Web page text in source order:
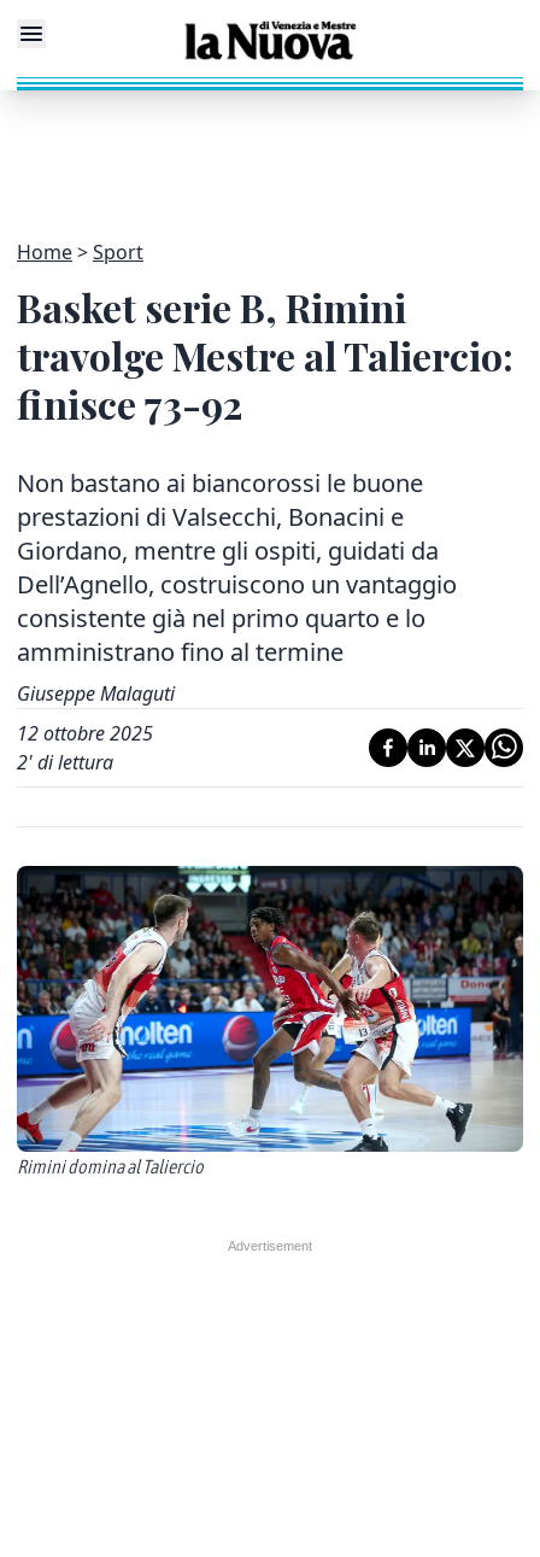
Home Sport
Basket serie B, Rimini
travolge Mestre al Taliercio:
finisce 73-92
Non bastano ai biancorossi le buone
prestazioni di Valsecchi, Bonacini e
Giordano, mentre gli ospiti, guidati da
Dell’Agnello, costruiscono un vantaggio
consistente già nel primo quarto e lo
amministrano fino al termine
Giuseppe Malaguti
12 ottobre 2025
2' di lettura
Rimini domina al Taliercio